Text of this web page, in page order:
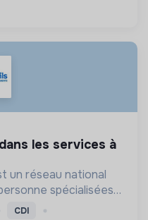
un réseau national
spécialisées
personnes âgées.
CDI